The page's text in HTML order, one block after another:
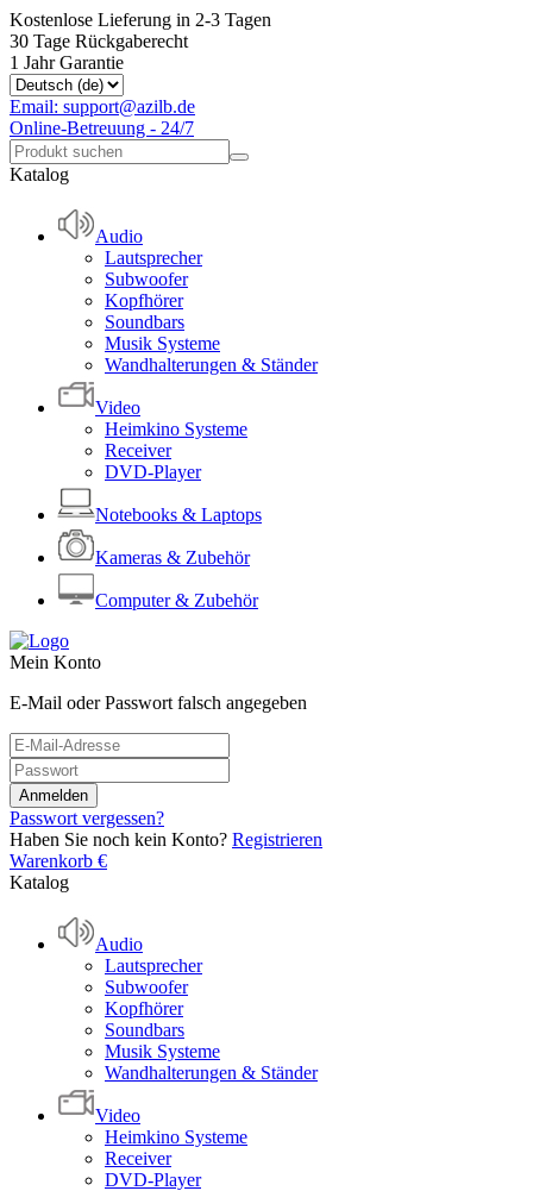
Kostenlose Lieferung in 2-3 Tagen
30 Tage Rückgaberecht
1 Jahr Garantie
Email: support@azilb.de
Online-Betreuung - 24/7
Katalog
Audio
Lautsprecher
Subwoofer
Kopfhörer
Soundbars
Musik Systeme
Wandhalterungen & Ständer
Video
Heimkino Systeme
Receiver
DVD-Player
Notebooks & Laptops
Kameras & Zubehör
Computer & Zubehör
Mein Konto
E-Mail oder Passwort falsch angegeben
Passwort vergessen?
Haben Sie noch kein Konto? Registrieren
Warenkorb €
Katalog
Audio
Lautsprecher
Subwoofer
Kopfhörer
Soundbars
Musik Systeme
Wandhalterungen & Ständer
Video
Heimkino Systeme
Receiver
DVD-Player